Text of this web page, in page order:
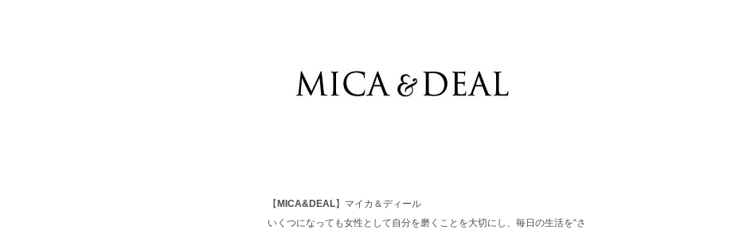
【 MICA&DEAL】マイカ＆ディール
いくつになっても女性として自分を磨くことを大切にし、毎日の生活を“さ